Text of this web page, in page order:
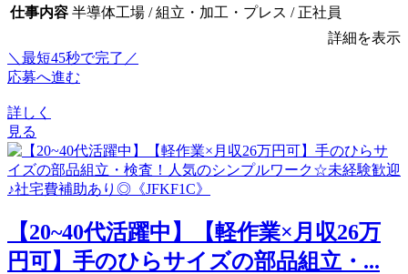
仕事内容 半導体工場 / 組立・加工・プレス / 正社員
詳細を表示
＼最短45秒で完了／
応募へ進む
詳しく
見る
【20~40代活躍中】【軽作業×月収26万
円可】手のひらサイズの部品組立・...